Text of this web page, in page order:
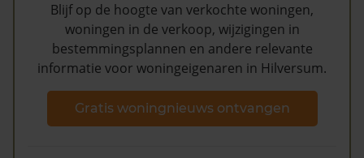
Blijf op de hoogte van verkochte woningen,
woningen in de verkoop, wijzigingen in
bestemmingsplannen en andere relevante
informatie voor woningeigenaren in Hilversum.
Gratis woningnieuws ontvangen